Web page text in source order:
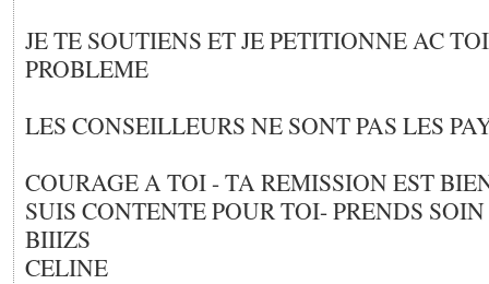
JE TE SOUTIENS ET JE PETITIONNE AC
PROBLEME
LES CONSEILLEURS NE SONT PAS LES
COURAGE A TOI - TA REMISSION EST
SUIS CONTENTE POUR TOI- PRENDS
BIIIZS
CELINE